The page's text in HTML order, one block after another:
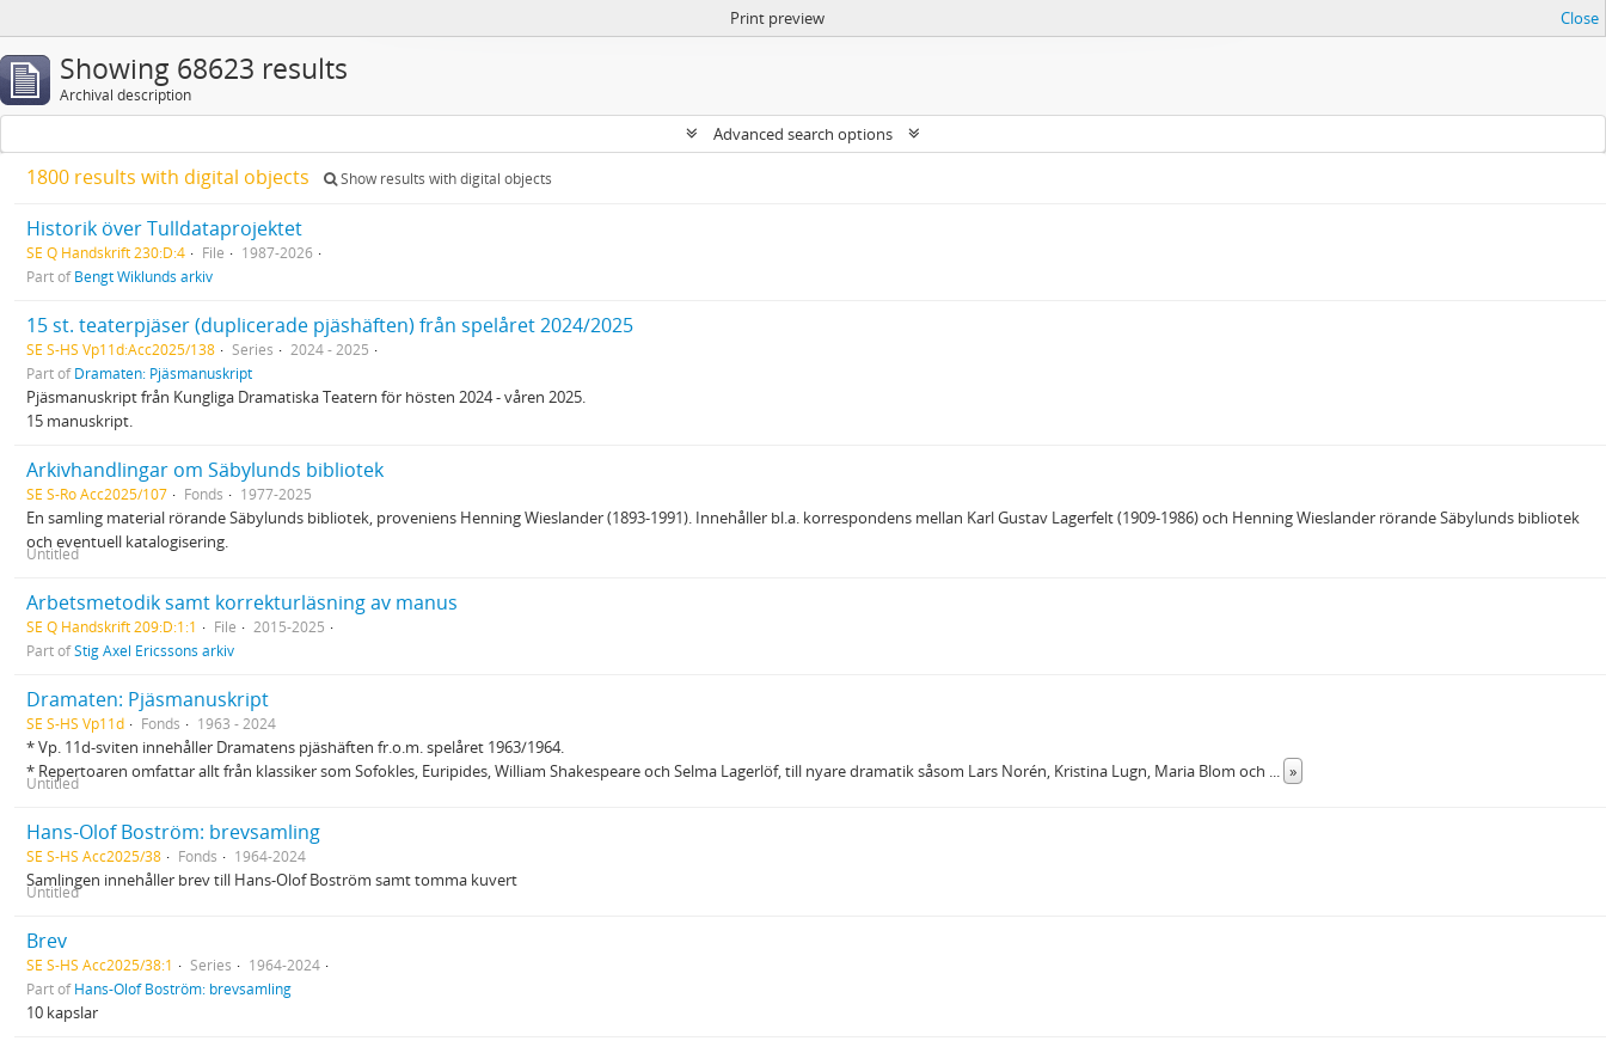
Print preview Close
Showing 68623 results
Archival description
Advanced search options
1800 results with digital objects Show results with digital objects
Historik över Tulldataprojektet
SE Q Handskrift 230:D:4 File
1987-2026
Part ofBengt Wiklunds arkiv
15 st. teaterpjäser (duplicerade pjäshäften) från spelåret 2024/2025
SE S-HS Vp11d:Acc2025/138 Series
2024 - 2025
Part ofDramaten: Pjäsmanuskript
Pjäsmanuskript från Kungliga Dramatiska Teatern för hösten 2024 - våren 2025.
15 manuskript.
Arkivhandlingar om Säbylunds bibliotek
SE S-Ro Acc2025/107 Fonds 1977-2025
En samling material rörande Säbylunds bibliotek, proveniens Henning Wieslander (1893-1991). Innehåller bl.a. korrespondens mellan Karl Gustav Lagerfelt (1909-1986) och Henning Wieslander rörande Säbylunds bibliotek
och eventuell katalogisering.
Untitled
Arbetsmetodik samt korrekturläsning av manus
SE Q Handskrift 209:D:1:1 File
2015-2025
Part ofStig Axel Ericssons arkiv
Dramaten: Pjäsmanuskript
SE S-HS Vp11d Fonds 1963 - 2024
* Vp. 11d-sviten innehåller Dramatens pjäshäften fr.o.m. spelåret 1963/1964.
* Repertoaren omfattar allt från klassiker som Sofokles, Euripides, William Shakespeare och Selma Lagerlöf, till nyare dramatik såsom Lars Norén, Kristina Lugn, Maria Blom och ... »
Untitled
Hans-Olof Boström: brevsamling
SE S-HS Acc2025/38 Fonds 1964-2024
Samlingen innehåller brev till Hans-Olof Boström samt tomma kuvert
Untitled
Brev
SE S-HS Acc2025/38:1 Series
1964-2024
Part ofHans-Olof Boström: brevsamling
10 kapslar